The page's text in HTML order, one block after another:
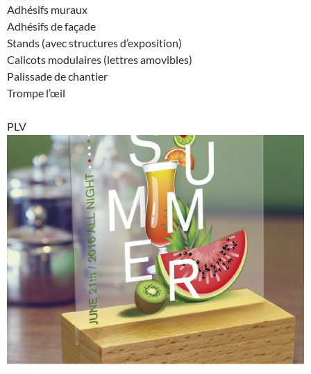
Adhésifs muraux
Adhésifs de façade
Stands (avec structures d’exposition)
Calicots modulaires (lettres amovibles)
Palissade de chantier
Trompe l’œil
PLV